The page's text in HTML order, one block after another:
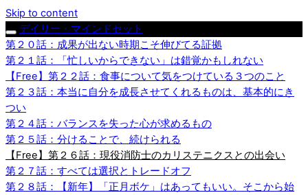
Skip to content
デイリー・マインドセット
第２０話：成果が出ない時期こそ伸びてる証拠
第２１話：「忙しいからできない」は錯覚かもしれない
【Free】第２２話：食事について気をつけている３つのこと
第２３話：本当に自分を成長させてくれるものは、基本的にき
つい
第２４話：バランスを失った心が求めるもの
第２５話：分けることで、続けられる
【Free】第２６話：現役消防士のカリステニクスとの出会い
第２７話：すべては選択とトレードオフ
第２８話：【新年】「正月ボケ」はあってもいい。そこから始